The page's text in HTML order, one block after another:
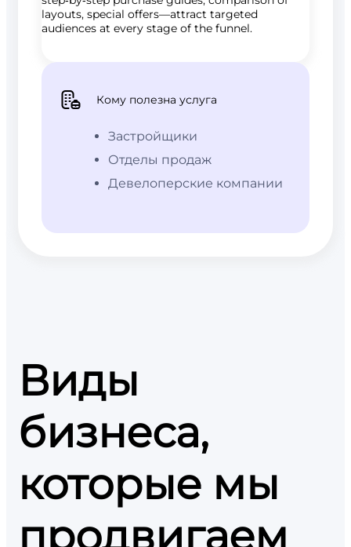
layouts, special offers—attract targeted
audiences at every stage of the funnel.
Кому полезна услуга
Застройщики
Отделы продаж
Девелоперские компании
Виды
бизнеса,
которые мы
продвигаем